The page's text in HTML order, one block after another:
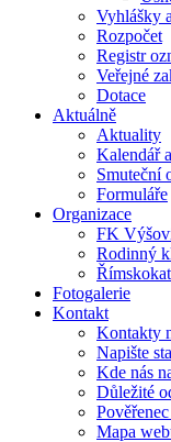
Vyhlášky
Rozpočet
Registr
Veřejné
Dotace
Aktuálně
Aktuality
Kalendář
Smuteční
Formuláře
Organizace
FK
Rodinný
Fotogalerie
Kontakt
Kontakty
Napište
Kde nás
Důležité
Mapa